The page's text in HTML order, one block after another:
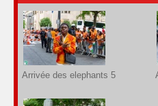
Arrivée des elephants 5